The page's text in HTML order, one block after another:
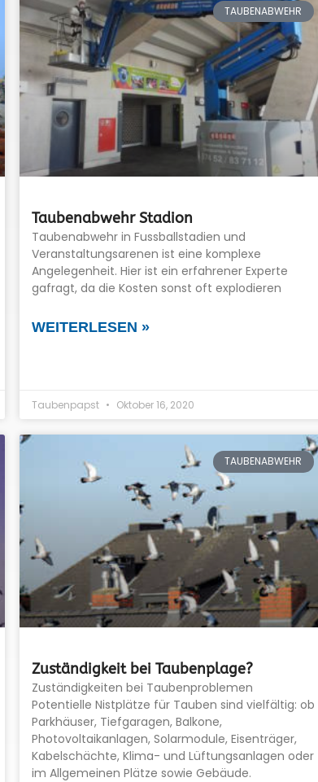
TAUBENABWEHR
Taubenabwehr Stadion
Taubenabwehr in Fussballstadien und
Veranstaltungsarenen ist eine komplexe
Angelegenheit. Hier ist ein erfahrener Experte
gafragt, da die Kosten sonst oft explodieren
WEITERLESEN »
Taubenpapst Oktober 16, 2020
TAUBENABWEHR
Zuständigkeit bei Taubenplage?
Zuständigkeiten bei Taubenproblemen
Potentielle Nistplätze für Tauben sind vielfältig: ob
Parkhäuser, Tiefgaragen, Balkone,
Photovoltaikanlagen, Solarmodule, Eisenträger,
Kabelschächte, Klima- und Lüftungsanlagen oder
im Allgemeinen Plätze sowie Gebäude.